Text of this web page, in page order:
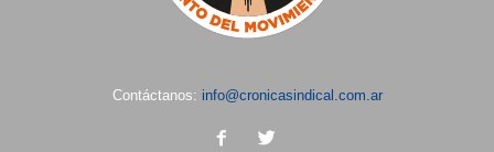
Contáctanos: info@cronicasindical.com.ar